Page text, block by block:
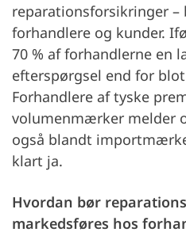
reparationsforsikringer –
forhandlere og kunder.
70 % af forhandlerne en
efterspørgsel end for
Forhandlere af tyske
volumenmærker melder
også blandt
klart ja.
Hvordan bør
markedsføres hos